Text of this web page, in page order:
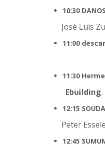
10:30
José Luis
11:00
11:30
Ebuilding.
12:15
Peter
12:45